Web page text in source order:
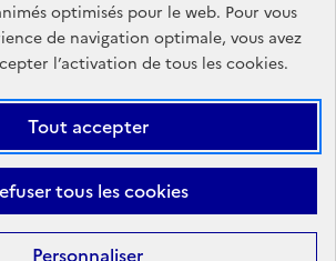
jeunes.gouv.fr et education.gouv.fr.
public.gouv.fr
data.gouv.fr
Légales
Accessibilité : partiellement
optimisés pour le web. Pour vous
de navigation optimale, vous avez
l’activation de tous les cookies.
Tout accepter
tous les cookies
Personnaliser